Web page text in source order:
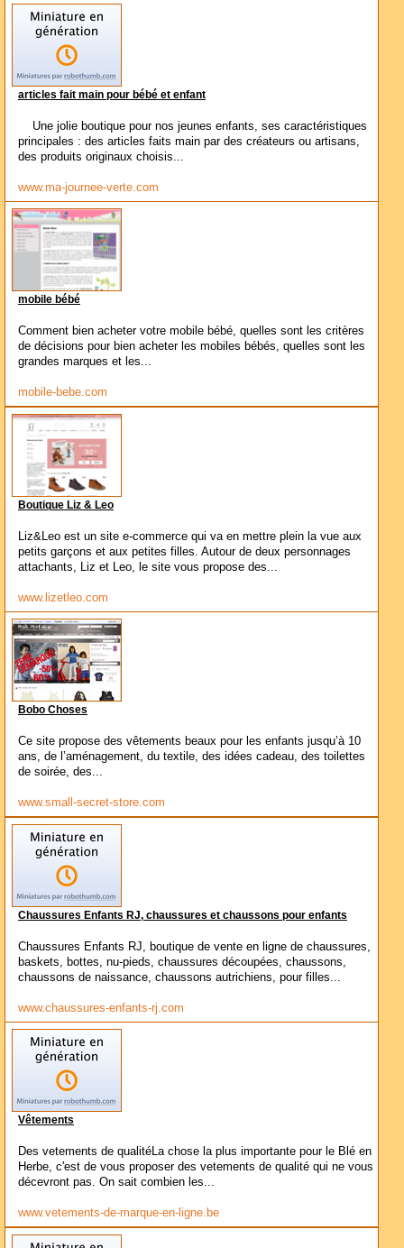
articles fait main pour bébé et enfant
Une jolie boutique pour nos jeunes enfants, ses caractéristiques
principales : des articles faits main par des créateurs ou artisans,
des produits originaux choisis...
www.ma-journee-verte.com
mobile bébé
Comment bien acheter votre mobile bébé, quelles sont les critères
de décisions pour bien acheter les mobiles bébés, quelles sont les
grandes marques et les...
mobile-bebe.com
Boutique Liz & Leo
Liz&Leo est un site e-commerce qui va en mettre plein la vue aux
petits garçons et aux petites filles. Autour de deux personnages
attachants, Liz et Leo, le site vous propose des...
www.lizetleo.com
Bobo Choses
Ce site propose des vêtements beaux pour les enfants jusqu’à 10
ans, de l’aménagement, du textile, des idées cadeau, des toilettes
de soirée, des...
www.small-secret-store.com
Chaussures Enfants RJ, chaussures et chaussons pour enfants
Chaussures Enfants RJ, boutique de vente en ligne de chaussures,
baskets, bottes, nu-pieds, chaussures découpées, chaussons,
chaussons de naissance, chaussons autrichiens, pour filles...
www.chaussures-enfants-rj.com
Vêtements
Des vetements de qualitéLa chose la plus importante pour le Blé en
Herbe, c'est de vous proposer des vetements de qualité qui ne vous
décevront pas. On sait combien les...
www.vetements-de-marque-en-ligne.be